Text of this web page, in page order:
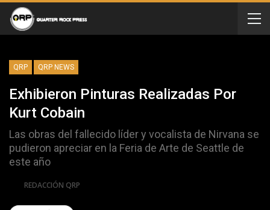
QRP QRP NEWS
Exhibieron Pinturas Realizadas Por
Kurt Cobain
Las obras del fallecido líder y vocalista de Nirvana se
pudieron apreciar en la Feria de Arte de Seattle de
este año
REDACCIÓN QRP